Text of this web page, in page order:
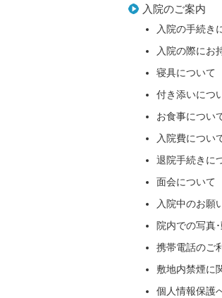
入院のご案内
入院の手続き
入院の際にお
寝具について
付き添いにつ
お食事につい
入院費につい
退院手続きに
面会について
入院中のお願
院内での写真
携帯電話のご
敷地内禁煙に
個人情報保護